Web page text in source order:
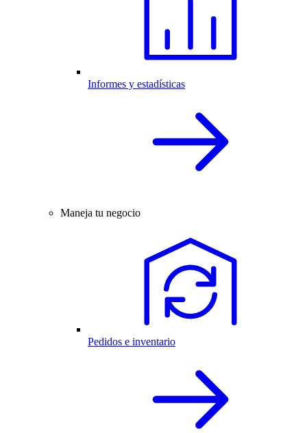
Informes y estadísticas
Maneja tu negocio
Pedidos e inventario